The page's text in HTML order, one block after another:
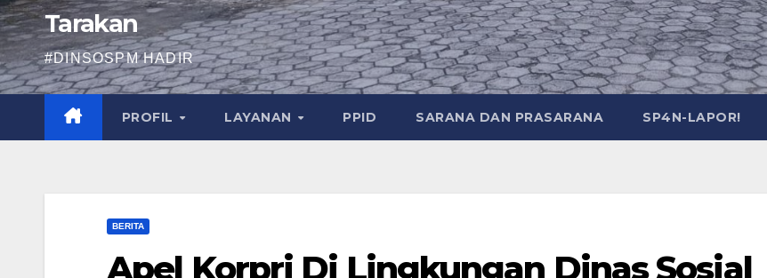
Tarakan
#DINSOSPM HADIR
PROFIL LAYANAN PPID SARANA DAN PRASARANA SP4N-LAPOR!
BERITA
Apel Korpri Di Lingkungan Dinas Sosial